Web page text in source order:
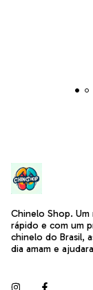
Chinelo Shop.
rápido e com um
chinelo do Brasil,
dia amam e